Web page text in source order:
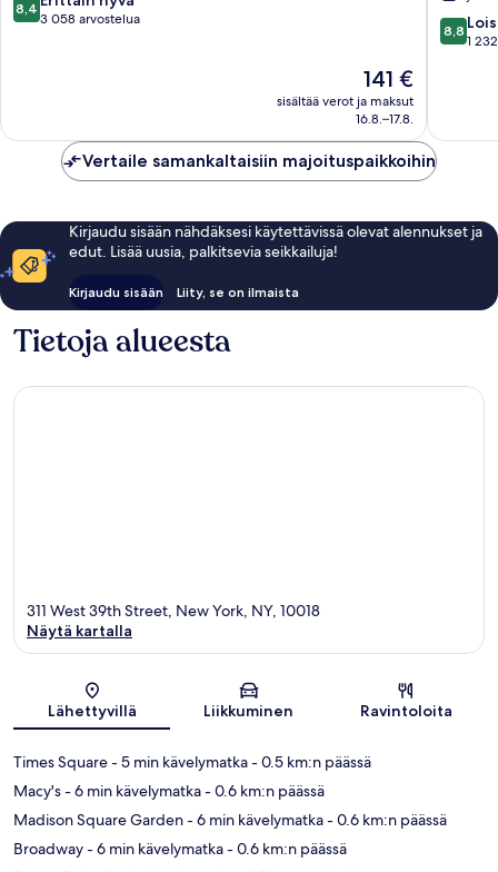
Manhattan
kautta
8,4
3 058 arvostelua
Hinta
141 €
141 €
sisältää verot ja maksut
16.8.–17.8.
8.8
kautta
8,8
1
Vertaile samankaltaisiin majoituspaikkoihin
Kirjaudu sisään nähdäksesi käytettävissä olevat alennukset ja
edut. Lisää uusia, palkitsevia seikkailuja!
Kirjaudu sisään Liity, se on ilmaista
Tietoja alueesta
Kartta
311 West 39th Street, New York, NY, 10018
Näytä kartalla
Lähettyvillä Liikkuminen Ravintoloita
Times Square- 5 min kävelymatka- 0.5 km:n päässä
Macy's- 6 min kävelymatka- 0.6 km:n päässä
Madison Square Garden- 6 min kävelymatka- 0.6 km:n päässä
Broadway- 6 min kävelymatka- 0.6 km:n päässä